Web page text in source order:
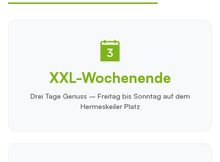
XXL-Wochenende
Drei Tage Genuss – Freitag bis Sonntag auf dem
Hermeskeiler Platz